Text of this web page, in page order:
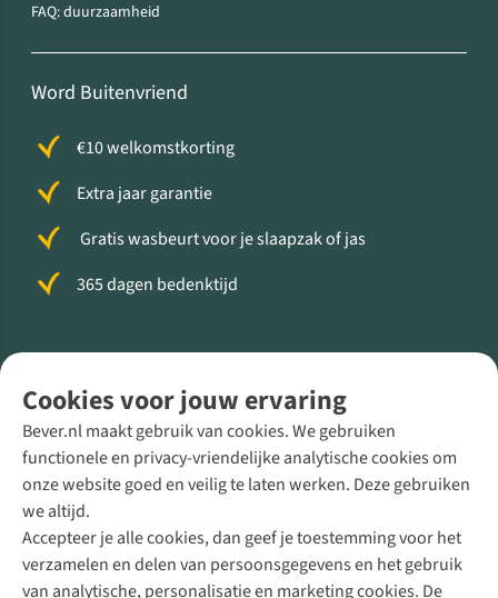
Cookies voor jouw ervaring
Bever.nl maakt gebruik van cookies. We gebruiken
functionele en privacy-vriendelijke analytische cookies om
onze website goed en veilig te laten werken. Deze gebruiken
we altijd.
Accepteer je alle cookies, dan geef je toestemming voor het
verzamelen en delen van persoonsgegevens en het gebruik
van analytische, personalisatie en marketing cookies. De
FAQ: duurzaamheid
Word Buitenvriend
€10 welkomstkorting
Extra jaar garantie
Gratis wasbeurt voor je slaapzak of jas
365 dagen bedenktijd
Direct advies van een Buitenexpert
+31 (0)85 888 50 88
+31 6 12 28 49 80